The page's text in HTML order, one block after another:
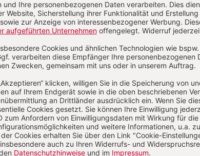
Diesen Artikel jetzt lesen!
Im Abo
Ihr Plus: Zugriff auch auf alle anderen
Artikel im Abo-Bereich